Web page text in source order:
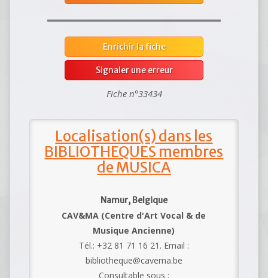
Enrichir la fiche
Signaler une erreur
Fiche n°33434
Localisation(s) dans les
BIBLIOTHEQUES membres
de MUSICA
Namur, Belgique
CAV&MA (Centre d'Art Vocal & de
Musique Ancienne)
Tél.: +32 81 71 16 21. Email :
bibliotheque@cavema.be
Consultable sous :